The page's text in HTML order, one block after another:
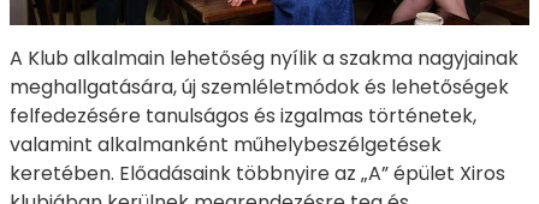
A Klub alkalmain lehetőség nyílik a szakma nagyjainak
meghallgatására, új szemléletmódok és lehetőségek
felfedezésére tanulságos és izgalmas történetek,
valamint alkalmanként műhelybeszélgetések
keretében. Előadásaink többnyire az „A” épület Xiros